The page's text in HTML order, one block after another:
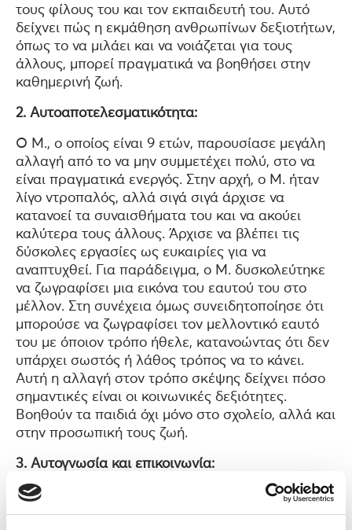
τους φίλους του και τον εκπαιδευτή του. Αυτό
δείχνει πώς η εκμάθηση ανθρωπίνων δεξιοτήτων,
όπως το να μιλάει και να νοιάζεται για τους
άλλους, μπορεί πραγματικά να βοηθήσει στην
καθημερινή ζωή.
2. Αυτοαποτελεσματικότητα:
Ο Μ., ο οποίος είναι 9 ετών, παρουσίασε μεγάλη
αλλαγή από το να μην συμμετέχει πολύ, στο να
είναι πραγματικά ενεργός. Στην αρχή, ο Μ. ήταν
λίγο ντροπαλός, αλλά σιγά σιγά άρχισε να
κατανοεί τα συναισθήματα του και να ακούει
καλύτερα τους άλλους. Άρχισε να βλέπει τις
δύσκολες εργασίες ως ευκαιρίες για να
αναπτυχθεί. Για παράδειγμα, ο Μ. δυσκολεύτηκε
να ζωγραφίσει μια εικόνα του εαυτού του στο
μέλλον. Στη συνέχεια όμως συνειδητοποίησε ότι
μπορούσε να ζωγραφίσει τον μελλοντικό εαυτό
του με όποιον τρόπο ήθελε, κατανοώντας ότι δεν
υπάρχει σωστός ή λάθος τρόπος να το κάνει.
Αυτή η αλλαγή στον τρόπο σκέψης δείχνει πόσο
σημαντικές είναι οι κοινωνικές δεξιότητες.
Βοηθούν τα παιδιά όχι μόνο στο σχολείο, αλλά και
στην προσωπική τους ζωή.
3. Αυτογνωσία και επικοινωνία:
Η Δ., μια άλλη μαθήτρια της Morphoses,
ξεπέρασε το πόσο ντροπαλή ήταν μέσω των